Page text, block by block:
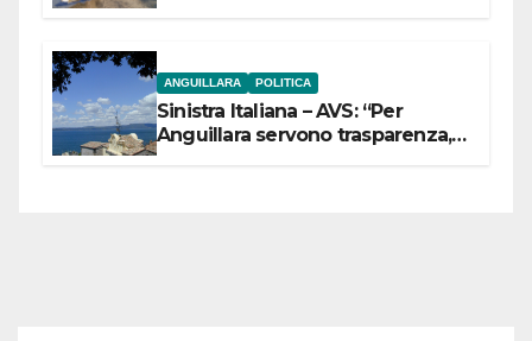
ANGUILLARA POLITICA
Sinistra Italiana – AVS: “Per
Anguillara servono trasparenza,